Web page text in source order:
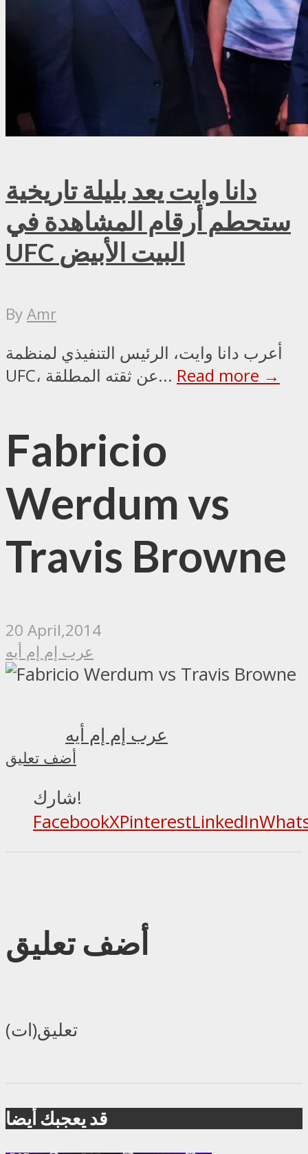
دانا وايت يعد بليلة تاريخية
ستحطم أرقام المشاهدة في
UFC البيت الأبيض
ByAmr
أعرب دانا وايت، الرئيس التنفيذي لمنظمة
UFC، عن ثقته المطلقة... Read more →
Fabricio
Werdum vs
Travis Browne
20 April,2014
عرب إم إم أيه
عرب إم إم أيه
أضف تعليق
شارك!
FacebookXPinterestLinkedIn
أضف تعليق
تعليق(ات)
قد يعجبك أيضا